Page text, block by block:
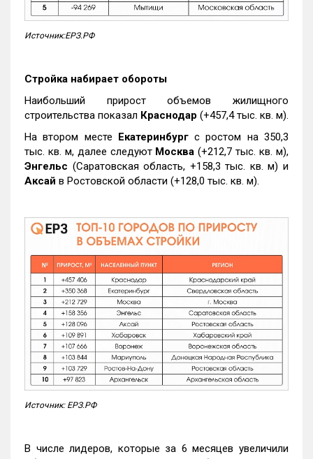
Источник:ЕРЗ.РФ
Стройка набирает обороты
Наибольший прирост объемов жилищного
строительства показал Краснодар (+457,4 тыс. кв. м).
На втором месте Екатеринбургс ростом на 350,3
тыс. кв. м, далее следуют Москва (+212,7 тыс. кв. м),
Энгельс (Саратовская область, +158,3 тыс. кв. м) и
Аксай в Ростовской области (+128,0 тыс. кв. м).
Источник: ЕРЗ.РФ
В числе лидеров, которые за 6 месяцев увеличили